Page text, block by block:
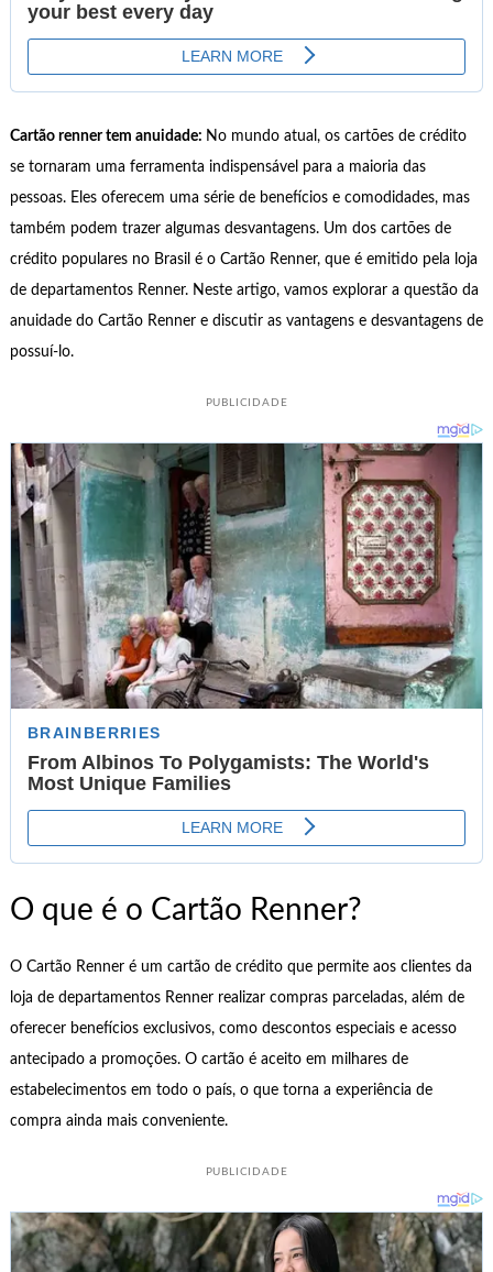
Cartão renner tem anuidade: No mundo atual, os cartões de crédito
se tornaram uma ferramenta indispensável para a maioria das
pessoas. Eles oferecem uma série de benefícios e comodidades, mas
também podem trazer algumas desvantagens. Um dos cartões de
crédito populares no Brasil é o Cartão Renner, que é emitido pela loja
de departamentos Renner. Neste artigo, vamos explorar a questão da
anuidade do Cartão Renner e discutir as vantagens e desvantagens de
possuí-lo.
PUBLICIDADE
O que é o Cartão Renner?
O Cartão Renner é um cartão de crédito que permite aos clientes da
loja de departamentos Renner realizar compras parceladas, além de
oferecer benefícios exclusivos, como descontos especiais e acesso
antecipado a promoções. O cartão é aceito em milhares de
estabelecimentos em todo o país, o que torna a experiência de
compra ainda mais conveniente.
PUBLICIDADE